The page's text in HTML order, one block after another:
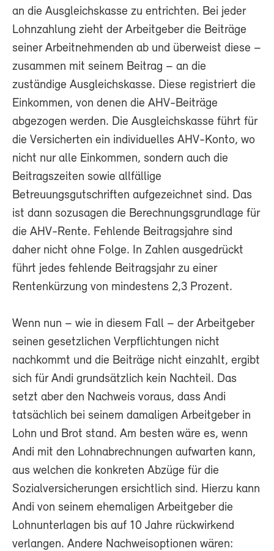
an die Ausgleichskasse zu entrichten. Bei jeder
Lohnzahlung zieht der Arbeitgeber die Beiträge
seiner Arbeitnehmenden ab und überweist diese –
zusammen mit seinem Beitrag – an die
zuständige Ausgleichskasse. Diese registriert die
Einkommen, von denen die AHV-Beiträge
abgezogen werden. Die Ausgleichskasse führt für
die Versicherten ein individuelles AHV-Konto, wo
nicht nur alle Einkommen, sondern auch die
Beitragszeiten sowie allfällige
Betreuungsgutschriften aufgezeichnet sind. Das
ist dann sozusagen die Berechnungsgrundlage für
die AHV-Rente. Fehlende Beitragsjahre sind
daher nicht ohne Folge. In Zahlen ausgedrückt
führt jedes fehlende Beitragsjahr zu einer
Rentenkürzung von mindestens 2,3 Prozent.
Wenn nun – wie in diesem Fall – der Arbeitgeber
seinen gesetzlichen Verpflichtungen nicht
nachkommt und die Beiträge nicht einzahlt, ergibt
sich für Andi grundsätzlich kein Nachteil. Das
setzt aber den Nachweis voraus, dass Andi
tatsächlich bei seinem damaligen Arbeitgeber in
Lohn und Brot stand. Am besten wäre es, wenn
Andi mit den Lohnabrechnungen aufwarten kann,
aus welchen die konkreten Abzüge für die
Sozialversicherungen ersichtlich sind. Hierzu kann
Andi von seinem ehemaligen Arbeitgeber die
Lohnunterlagen bis auf 10 Jahre rückwirkend
verlangen. Andere Nachweisoptionen wären: